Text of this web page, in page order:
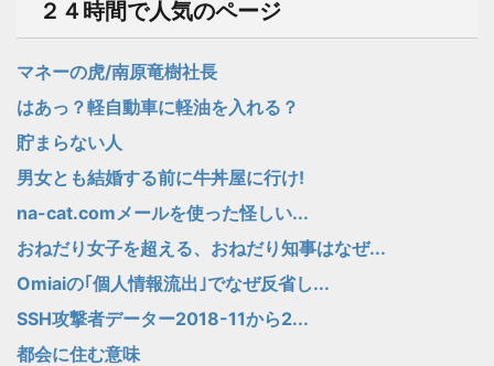
２４時間で人気のページ
マネーの虎/南原竜樹社長
はあっ？軽自動車に軽油を入れる？
貯まらない人
男女とも結婚する前に牛丼屋に行け!
na-cat.comメールを使った怪しい...
おねだり女子を超える、おねだり知事はなぜ...
Omiaiの｢個人情報流出｣でなぜ反省し...
SSH攻撃者データー2018-11から2...
都会に住む意味